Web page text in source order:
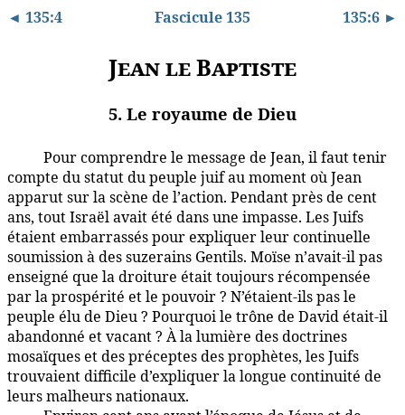
◄ 135:4 Fascicule 135 135:6 ►
Jean le Baptiste
5. Le royaume de Dieu
Pour comprendre le message de Jean, il faut tenir
compte du statut du peuple juif au moment où Jean
apparut sur la scène de l’action. Pendant près de cent
ans, tout Israël avait été dans une impasse. Les Juifs
étaient embarrassés pour expliquer leur continuelle
soumission à des suzerains Gentils. Moïse n’avait-il pas
enseigné que la droiture était toujours récompensée
par la prospérité et le pouvoir ? N’étaient-ils pas le
peuple élu de Dieu ? Pourquoi le trône de David était-il
abandonné et vacant ? À la lumière des doctrines
mosaïques et des préceptes des prophètes, les Juifs
trouvaient difficile d’expliquer la longue continuité de
leurs malheurs nationaux.